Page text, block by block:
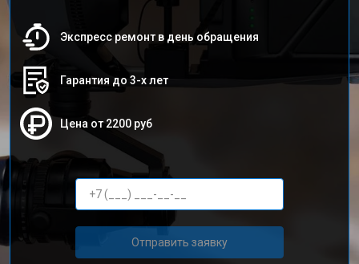
Экспресс ремонт в день обращения
Гарантия до 3-х лет
Цена от 2200 руб
Отправить заявку